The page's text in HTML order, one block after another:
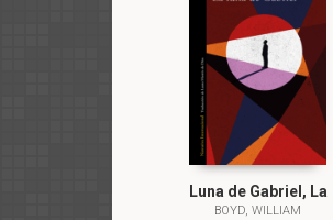
Luna de Gabriel, La
BOYD, WILLIAM